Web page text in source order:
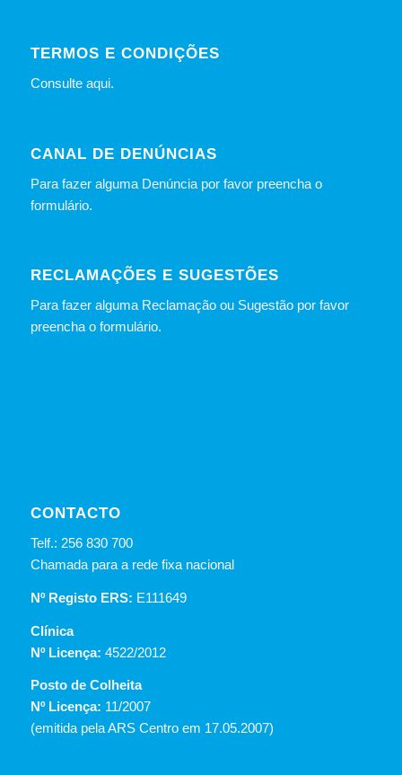
TERMOS E CONDIÇÕES
Consulte aqui.
CANAL DE DENÚNCIAS
Para fazer alguma Denúncia por favor preencha o
formulário.
RECLAMAÇÕES E SUGESTÕES
Para fazer alguma Reclamação ou Sugestão por favor
preencha o formulário.
CONTACTO
Telf.: 256 830 700
Chamada para a rede fixa nacional
Nº Registo ERS: E111649
Clínica
Nº Licença: 4522/2012
Posto de Colheita
Nº Licença: 11/2007
(emitida pela ARS Centro em 17.05.2007)